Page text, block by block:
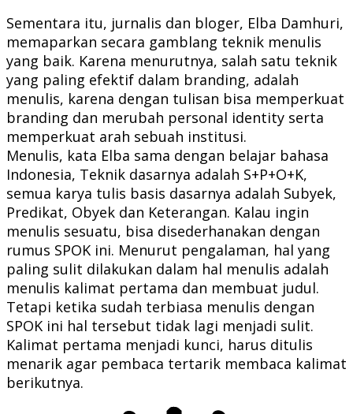
Sementara itu, jurnalis dan bloger, Elba Damhuri,
memaparkan secara gamblang teknik menulis
yang baik. Karena menurutnya, salah satu teknik
yang paling efektif dalam branding, adalah
menulis, karena dengan tulisan bisa memperkuat
branding dan merubah personal identity serta
memperkuat arah sebuah institusi.
Menulis, kata Elba sama dengan belajar bahasa
Indonesia, Teknik dasarnya adalah S+P+O+K,
semua karya tulis basis dasarnya adalah Subyek,
Predikat, Obyek dan Keterangan. Kalau ingin
menulis sesuatu, bisa disederhanakan dengan
rumus SPOK ini. Menurut pengalaman, hal yang
paling sulit dilakukan dalam hal menulis adalah
menulis kalimat pertama dan membuat judul.
Tetapi ketika sudah terbiasa menulis dengan
SPOK ini hal tersebut tidak lagi menjadi sulit.
Kalimat pertama menjadi kunci, harus ditulis
menarik agar pembaca tertarik membaca kalimat
berikutnya.